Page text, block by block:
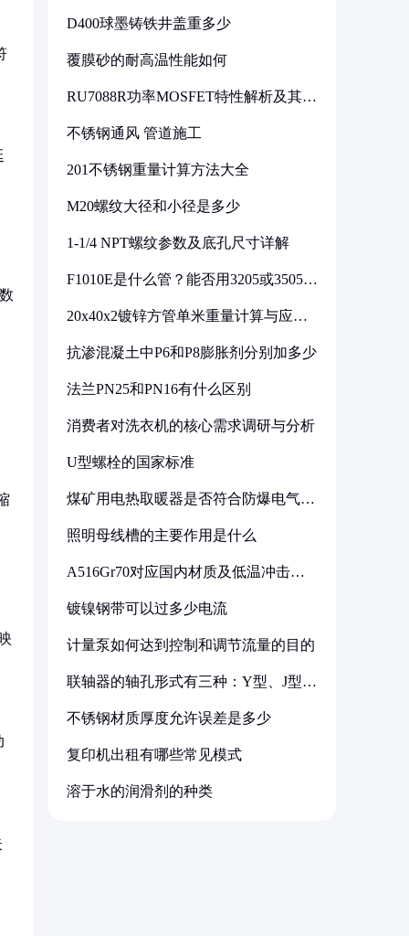
D400球墨铸铁井盖重多少
覆膜砂的耐高温性能如何
RU7088R功率MOSFET特性解析及其在
不锈钢通风 管道施工
201不锈钢重量计算方法大全
M20螺纹大径和小径是多少
1-1/4 NPT螺纹参数及底孔尺寸详解
F1010E是什么管？能否用3205或3505代
20x40x2镀锌方管单米重量计算与应用
抗渗混凝土中P6和P8膨胀剂分别加多少
法兰PN25和PN16有什么区别
消费者对洗衣机的核心需求调研与分析
U型螺栓的国家标准
煤矿用电热取暖器是否符合防爆电气设
照明母线槽的主要作用是什么
A516Gr70对应国内材质及低温冲击要
镀镍钢带可以过多少电流
计量泵如何达到控制和调节流量的目的
联轴器的轴孔形式有三种：Y型、J型、
不锈钢材质厚度允许误差是多少
复印机出租有哪些常见模式
溶于水的润滑剂的种类